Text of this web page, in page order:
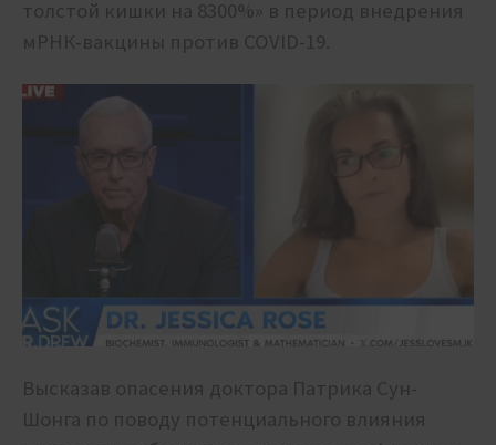
толстой кишки на 8300%» в период внедрения
мРНК-вакцины против COVID-19.
Высказав опасения доктора Патрика Сун-
Шонга по поводу потенциального влияния